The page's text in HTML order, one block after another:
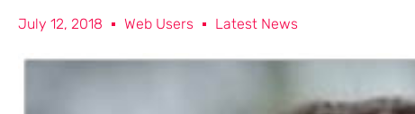
July 12, 2018 Web Users Latest News